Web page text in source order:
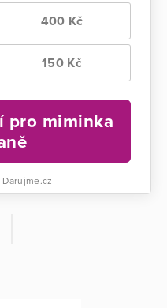
400 Kč
150 Kč
pro miminka